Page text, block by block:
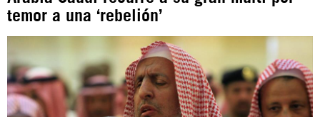
WhatsApp y Viber: +98 921 79 29 404
https://www.facebook.com/Nexolatino.Canal
temor a una ‘rebelión’